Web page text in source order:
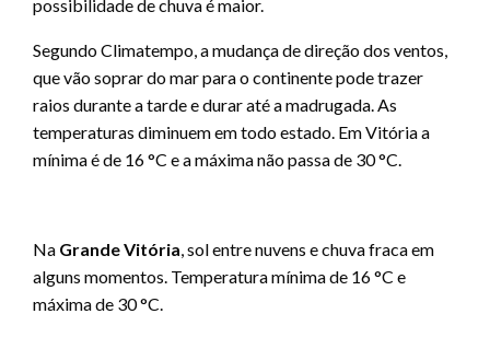
possibilidade de chuva é maior.
Segundo Climatempo, a mudança de direção dos ventos,
que vão soprar do mar para o continente pode trazer
raios durante a tarde e durar até a madrugada. As
temperaturas diminuem em todo estado. Em Vitória a
mínima é de 16 °C e a máxima não passa de 30 °C.
Na Grande Vitória, sol entre nuvens e chuva fraca em
alguns momentos. Temperatura mínima de 16 °C e
máxima de 30 °C.